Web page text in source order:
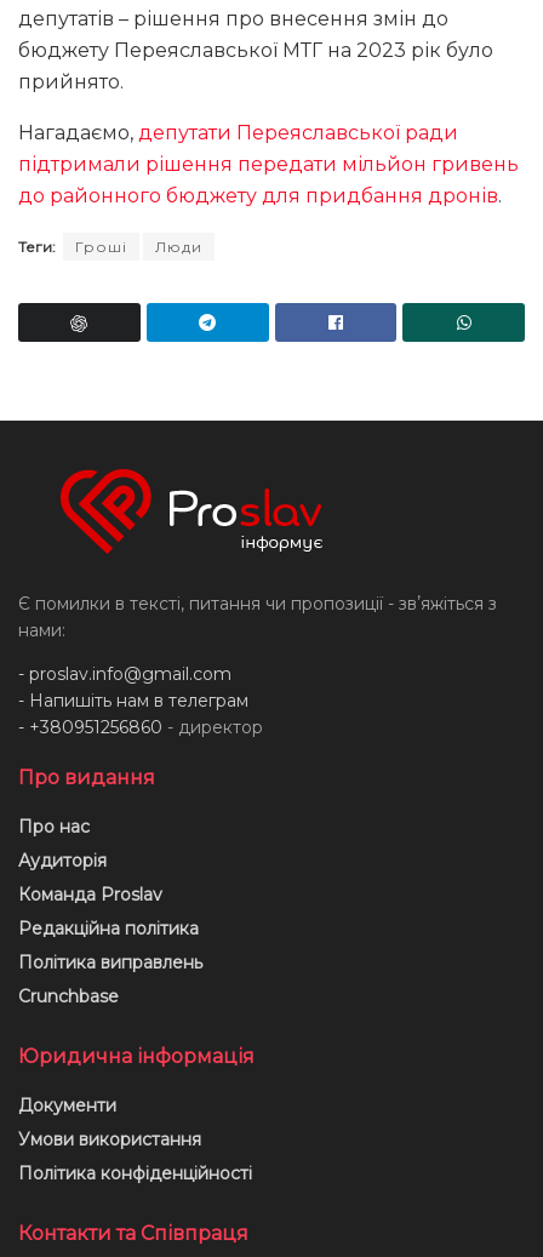
депутатів – рішення про внесення змін до
бюджету Переяславської МТГ на 2023 рік було
прийнято.
Нагадаємо, депутати Переяславської ради
підтримали рішення передати мільйон гривень
до районного бюджету для придбання дронів.
Теги: Гроші Люди
Є помилки в тексті, питання чи пропозиції - звʼяжіться з
нами:
- proslav.info@gmail.com
- Напишіть нам в телеграм
- +380951256860 - директор
Про видання
Про нас
Аудиторія
Команда Proslav
Редакційна політика
Політика виправлень
Crunchbase
Юридична інформація
Документи
Умови використання
Політика конфіденційності
Контакти та Співпраця